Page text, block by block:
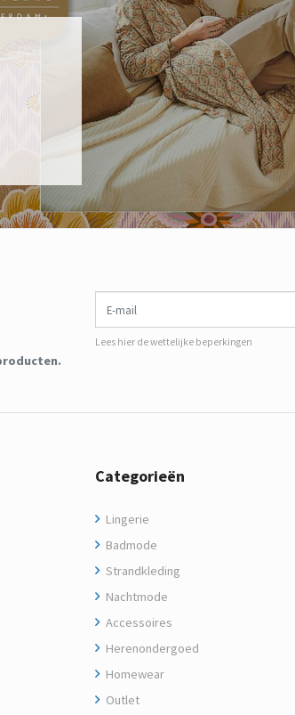
E-mail
Lees hier de wettelijke beperkingen
Categorieën
Lingerie
Badmode
Strandkleding
Nachtmode
Accessoires
Herenondergoed
Homewear
Outlet